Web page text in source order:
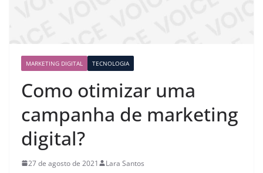
MARKETING DIGITAL TECNOLOGIA
Como otimizar uma
campanha de marketing
digital?
27 de agosto de 2021 Lara Santos